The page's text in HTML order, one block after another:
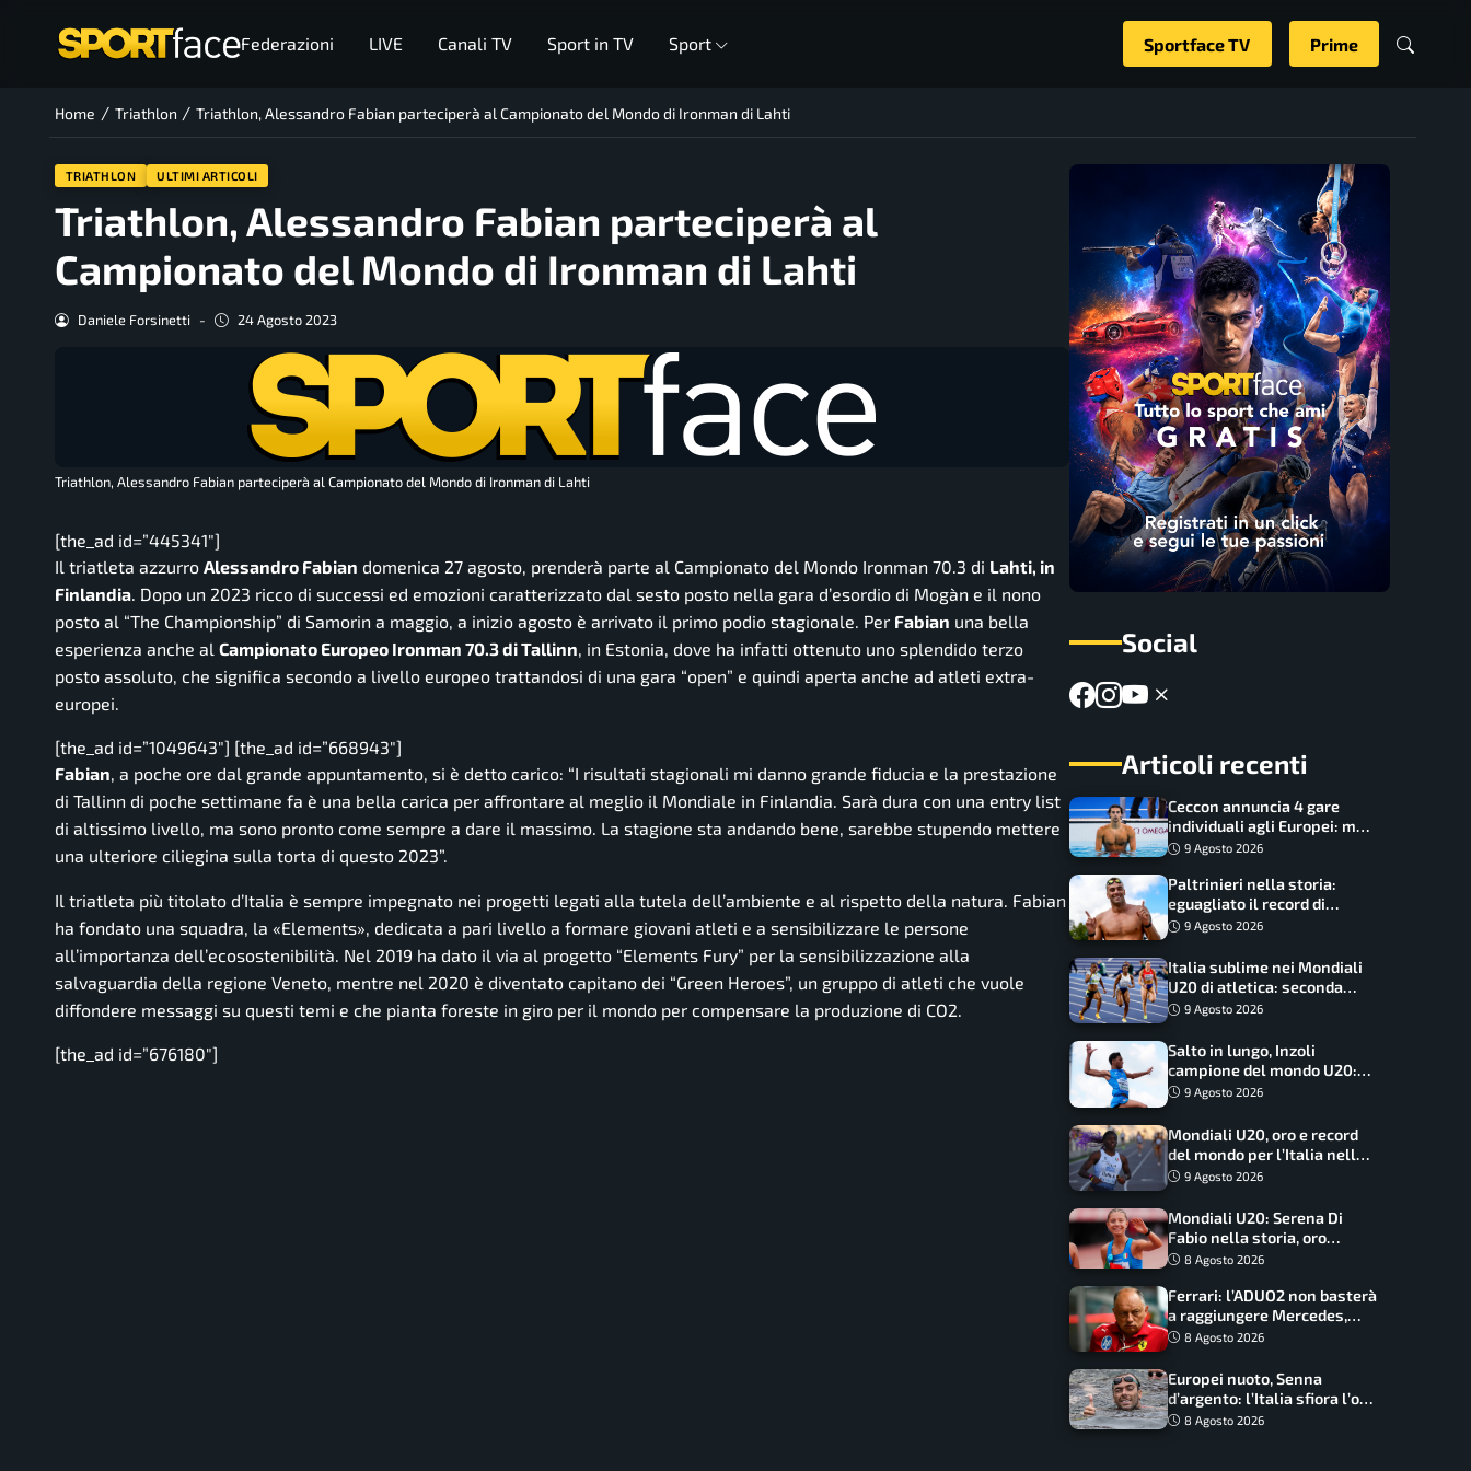
Federazioni LIVE Canali TV Sport in TV Sport Sportface TV Prime
Home / Triathlon / Triathlon, Alessandro Fabian parteciperà al Campionato del Mondo di Ironman di Lahti
TRIATHLON ULTIMI ARTICOLI
Triathlon, Alessandro Fabian parteciperà al
Campionato del Mondo di Ironman di Lahti
Daniele Forsinetti - 24 Agosto 2023
Triathlon, Alessandro Fabian parteciperà al Campionato del Mondo di Ironman di Lahti
[the_ad id=”445341″]
Il triatleta azzurro Alessandro Fabian domenica 27 agosto, prenderà parte al Campionato del Mondo Ironman 70.3 di Lahti, in
Finlandia. Dopo un 2023 ricco di successi ed emozioni caratterizzato dal sesto posto nella gara d’esordio di Mogàn e il nono
posto al “The Championship” di Samorin a maggio, a inizio agosto è arrivato il primo podio stagionale. Per Fabian una bella
esperienza anche al Campionato Europeo Ironman 70.3 di Tallinn, in Estonia, dove ha infatti ottenuto uno splendido terzo
posto assoluto, che significa secondo a livello europeo trattandosi di una gara “open” e quindi aperta anche ad atleti extra-
europei.
[the_ad id=”1049643″] [the_ad id=”668943″]
Fabian, a poche ore dal grande appuntamento, si è detto carico: “I risultati stagionali mi danno grande fiducia e la prestazione
di Tallinn di poche settimane fa è una bella carica per affrontare al meglio il Mondiale in Finlandia. Sarà dura con una entry list
di altissimo livello, ma sono pronto come sempre a dare il massimo. La stagione sta andando bene, sarebbe stupendo mettere
una ulteriore ciliegina sulla torta di questo 2023”.
Il triatleta più titolato d’Italia è sempre impegnato nei progetti legati alla tutela dell’ambiente e al rispetto della natura. Fabian
ha fondato una squadra, la «Elements», dedicata a pari livello a formare giovani atleti e a sensibilizzare le persone
all’importanza dell’ecosostenibilità. Nel 2019 ha dato il via al progetto “Elements Fury” per la sensibilizzazione alla
salvaguardia della regione Veneto, mentre nel 2020 è diventato capitano dei “Green Heroes”, un gruppo di atleti che vuole
diffondere messaggi su questi temi e che pianta foreste in giro per il mondo per compensare la produzione di CO2.
[the_ad id=”676180″]
Social
Articoli recenti
Ceccon annuncia 4 gare
individuali agli Europei: ma
c’è una grossa rinuncia
9 Agosto 2026
Paltrinieri nella storia:
eguagliato il record di
medaglie di Federica
9 Agosto 2026
Italia sublime nei Mondiali
U20 di atletica: seconda
dietro solo agli USA nel
9 Agosto 2026
Salto in lungo, Inzoli
campione del mondo U20:
basta un centimetro
9 Agosto 2026
Mondiali U20, oro e record
del mondo per l’Italia nella
4×100 mista: Doualla
9 Agosto 2026
Mondiali U20: Serena Di
Fabio nella storia, oro
dominio totale nei 5000 di
8 Agosto 2026
Ferrari: l’ADUO2 non basterà
a raggiungere Mercedes,
novità per la Macarena
8 Agosto 2026
Europei nuoto, Senna
d’argento: l’Italia sfiora l’oro
nella staffetta, Paltrinieri
8 Agosto 2026